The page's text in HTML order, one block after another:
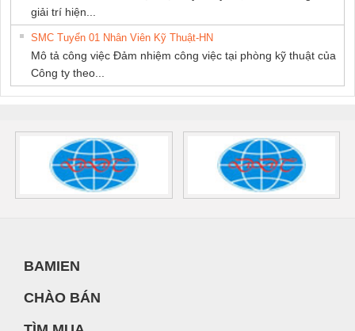
giải trí hiện...
SMC Tuyển 01 Nhân Viên Kỹ Thuật-HN
Mô tả công việc Đảm nhiệm công việc tại phòng kỹ thuật của
Công ty theo...
BAMIEN
CHÀO BÁN